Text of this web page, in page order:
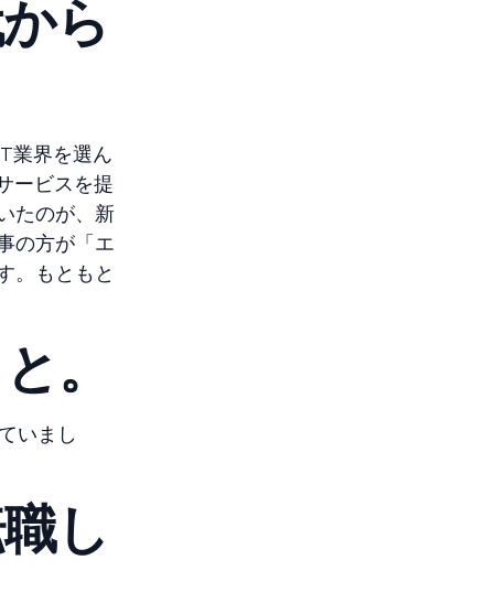
ら
業界を選ん
ービスを提
たのが、新
の方が「エ
。もともと
。
いまし
し